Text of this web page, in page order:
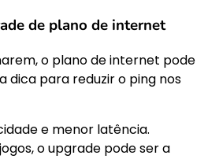
de plano de internet
o plano de internet pode
dica para reduzir o ping nos
e menor latência.
o upgrade pode ser a